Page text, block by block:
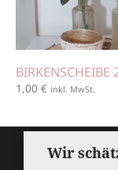
BIRKENSCHEIBE
1,00 € inkl. MwSt.
Wir